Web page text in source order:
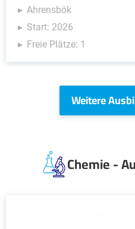
Ahrensbök
Start: 2026
Freie Plätze: 1
Weitere
Chemie -